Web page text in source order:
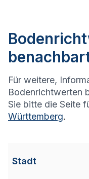
Für weitere,
Bodenrichtwerten
Sie bitte die Seite
Württemberg.
Stadt